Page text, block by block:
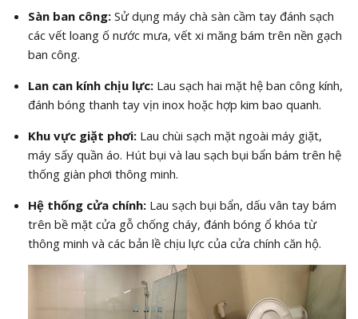
Sàn ban công:Sử dụng máy chà sàn cầm tay đánh sạch
các vết loang ố nước mưa, vết xi măng bám trên nền gạch
ban công.
Lan can kính chịu lực:Lau sạch hai mặt hệ ban công kính,
đánh bóng thanh tay vịn inox hoặc hợp kim bao quanh.
Khu vực giặt phơi:Lau chùi sạch mặt ngoài máy giặt,
máy sấy quần áo. Hút bụi và lau sạch bụi bẩn bám trên hệ
thống giàn phơi thông minh.
Hệ thống cửa chính:Lau sạch bụi bẩn, dấu vân tay bám
trên bề mặt cửa gỗ chống cháy, đánh bóng ổ khóa từ
thông minh và các bản lề chịu lực của cửa chính căn hộ.